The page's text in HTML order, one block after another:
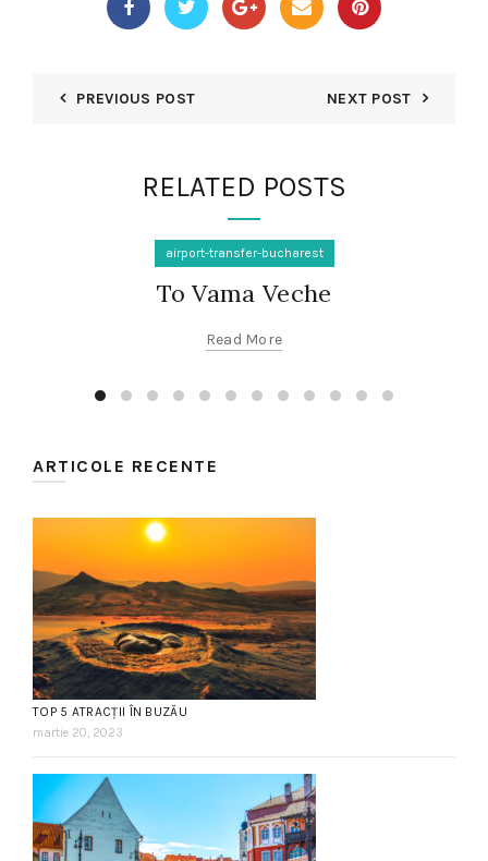
PREVIOUS POST NEXT POST
RELATED POSTS
airport-transfer-bucharest
To Vama Veche
Read More
ARTICOLE RECENTE
TOP 5 ATRACȚII ÎN BUZĂU
martie 20, 2023